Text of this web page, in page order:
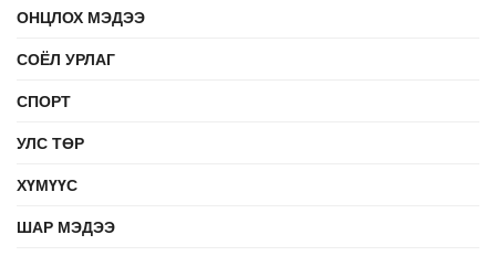
ОНЦЛОХ МЭДЭЭ
СОЁЛ УРЛАГ
СПОРТ
УЛС ТӨР
ХҮМҮҮС
ШАР МЭДЭЭ